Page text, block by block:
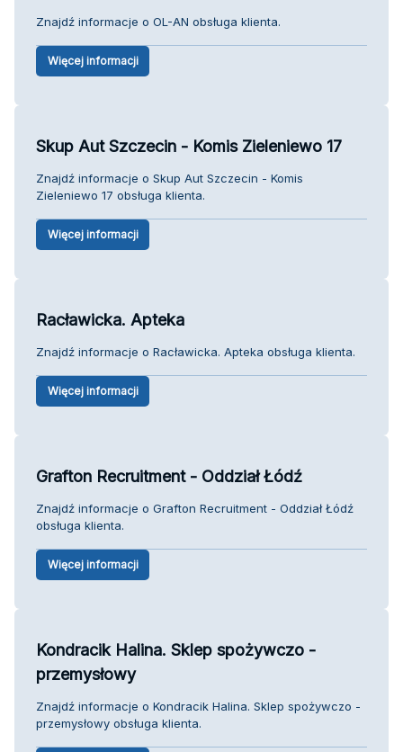
Znajdź informacje o OL-AN obsługa klienta.
Więcej informacji
Skup Aut Szczecin - Komis Zieleniewo 17
Znajdź informacje o Skup Aut Szczecin - Komis
Zieleniewo 17 obsługa klienta.
Więcej informacji
Racławicka. Apteka
Znajdź informacje o Racławicka. Apteka obsługa klienta.
Więcej informacji
Grafton Recruitment - Oddział Łódź
Znajdź informacje o Grafton Recruitment - Oddział Łódź
obsługa klienta.
Więcej informacji
Kondracik Halina. Sklep spożywczo -
przemysłowy
Znajdź informacje o Kondracik Halina. Sklep spożywczo -
przemysłowy obsługa klienta.